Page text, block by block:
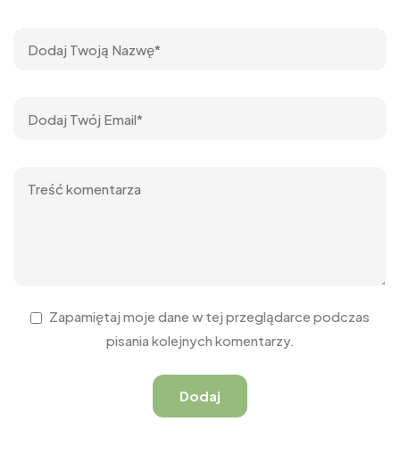
Zapamiętaj moje dane w tej przeglądarce podczas
pisania kolejnych komentarzy.